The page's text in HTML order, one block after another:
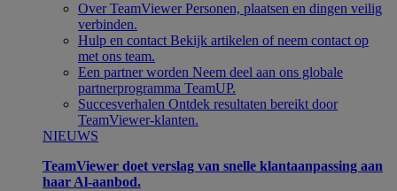
Over TeamViewer Personen, plaatsen en dingen veilig
verbinden.
Hulp en contact Bekijk artikelen of neem contact op
met ons team.
Een partner worden Neem deel aan ons globale
partnerprogramma TeamUP.
Succesverhalen Ontdek resultaten bereikt door
TeamViewer-klanten.
NIEUWS
TeamViewer doet verslag van snelle klantaanpassing aan
haar Al-aanbod.